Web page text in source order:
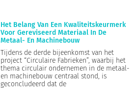
Het Belang Van Een Kwaliteitskeurmerk
Voor Gereviseerd Materiaal In De
Metaal- En Machinebouw
Tijdens de derde bijeenkomst van het
project “Circulaire Fabrieken”, waarbij het
thema circulair ondernemen in de metaal-
en machinebouw centraal stond, is
geconcludeerd dat de